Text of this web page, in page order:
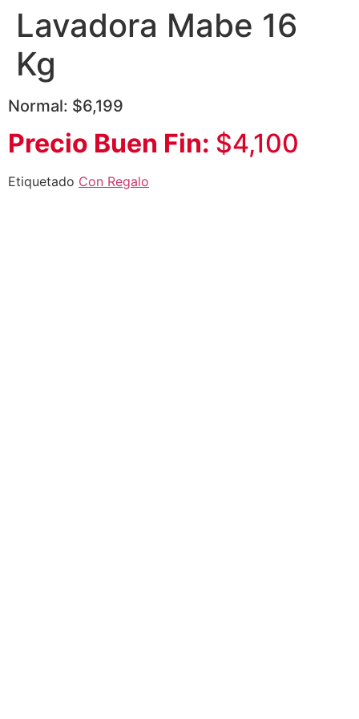
Lavadora Mabe 16
Kg
Normal: $6,199
Precio Buen Fin: $4,100
Etiquetado Con Regalo